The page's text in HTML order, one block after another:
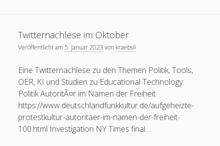
Twitternachlese im Oktober
Veröffentlicht am5. Januar 2023 von kraebsli
Eine Twitternachlese zu den Themen Politik, Tools,
OER, KI und Studien zu Educational Technology:
Politik AutoritÃ¤r im Namen der Freiheit
https://www.deutschlandfunkkultur.de/aufgeheizte-
protestkultur-autoritaer-im-namen-der-freiheit-
100.html Investigation NY Times final…